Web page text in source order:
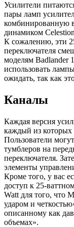
Усилители
пары ламп
комбинированную
динамиком
К сожалению, эти
переключателя
моделям Badlander
использовать
ожидать, так как
Каналы
Каждая версия
каждый из
Пользователи
тумблеров на
переключателя.
элементы
Кроме того, у вас
доступ к 25-
Watt для того, что
ударом и
описанному как
объемах».